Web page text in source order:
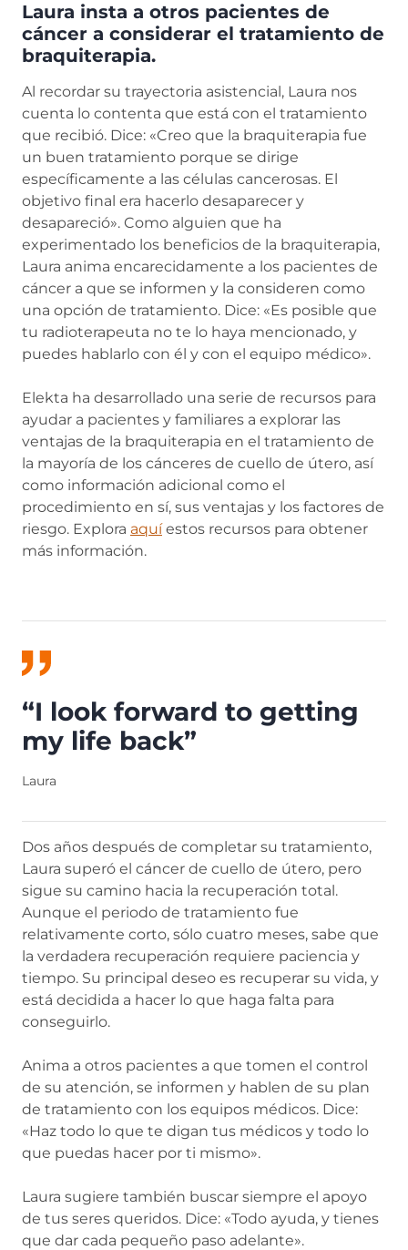
Laura insta a otros pacientes de
cáncer a considerar el tratamiento de
braquiterapia.
Al recordar su trayectoria asistencial, Laura nos
cuenta lo contenta que está con el tratamiento
que recibió. Dice: «Creo que la braquiterapia fue
un buen tratamiento porque se dirige
específicamente a las células cancerosas. El
objetivo final era hacerlo desaparecer y
desapareció». Como alguien que ha
experimentado los beneficios de la braquiterapia,
Laura anima encarecidamente a los pacientes de
cáncer a que se informen y la consideren como
una opción de tratamiento. Dice: «Es posible que
tu radioterapeuta no te lo haya mencionado, y
puedes hablarlo con él y con el equipo médico».
Elekta ha desarrollado una serie de recursos para
ayudar a pacientes y familiares a explorar las
ventajas de la braquiterapia en el tratamiento de
la mayoría de los cánceres de cuello de útero, así
como información adicional como el
procedimiento en sí, sus ventajas y los factores de
riesgo. Explora aquíestos recursos para obtener
más información.
“I look forward to getting
my life back”
Laura
Dos años después de completar su tratamiento,
Laura superó el cáncer de cuello de útero, pero
sigue su camino hacia la recuperación total.
Aunque el periodo de tratamiento fue
relativamente corto, sólo cuatro meses, sabe que
la verdadera recuperación requiere paciencia y
tiempo. Su principal deseo es recuperar su vida, y
está decidida a hacer lo que haga falta para
conseguirlo.
Anima a otros pacientes a que tomen el control
de su atención, se informen y hablen de su plan
de tratamiento con los equipos médicos. Dice:
«Haz todo lo que te digan tus médicos y todo lo
que puedas hacer por ti mismo».
Laura sugiere también buscar siempre el apoyo
de tus seres queridos. Dice: «Todo ayuda, y tienes
que dar cada pequeño paso adelante».